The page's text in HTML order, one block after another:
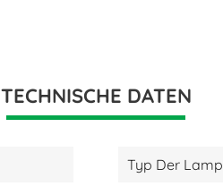
TECHNISCHE DATEN
Typ Der